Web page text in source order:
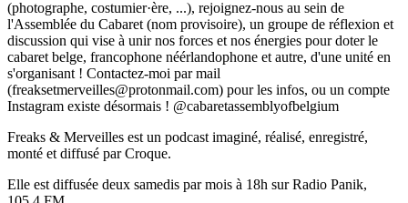
(photographe, costumier·ère, ...), rejoignez-nous au sein de
l'Assemblée du Cabaret (nom provisoire), un groupe de réflexion et
discussion qui vise à unir nos forces et nos énergies pour doter le
cabaret belge, francophone néérlandophone et autre, d'une unité en
s'organisant ! Contactez-moi par mail
(freaksetmerveilles@protonmail.com) pour les infos, ou un compte
Instagram existe désormais ! @cabaretassemblyofbelgium
Freaks & Merveilles est un podcast imaginé, réalisé, enregistré,
monté et diffusé par Croque.
Elle est diffusée deux samedis par mois à 18h sur Radio Panik,